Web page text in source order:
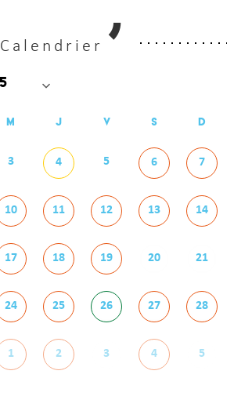
Calendrier
M J V S D
3 4 5 6 7
10 11 12 13 14
17 18 19 20 21
24 25 26 27 28
1 2 3 4 5